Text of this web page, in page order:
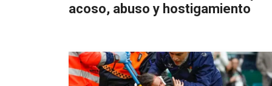
acoso, abuso y hostigamiento